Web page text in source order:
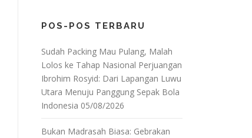
POS-POS TERBARU
Sudah Packing Mau Pulang, Malah
Lolos ke Tahap Nasional Perjuangan
Ibrohim Rosyid: Dari Lapangan Luwu
Utara Menuju Panggung Sepak Bola
Indonesia 05/08/2026
Bukan Madrasah Biasa: Gebrakan